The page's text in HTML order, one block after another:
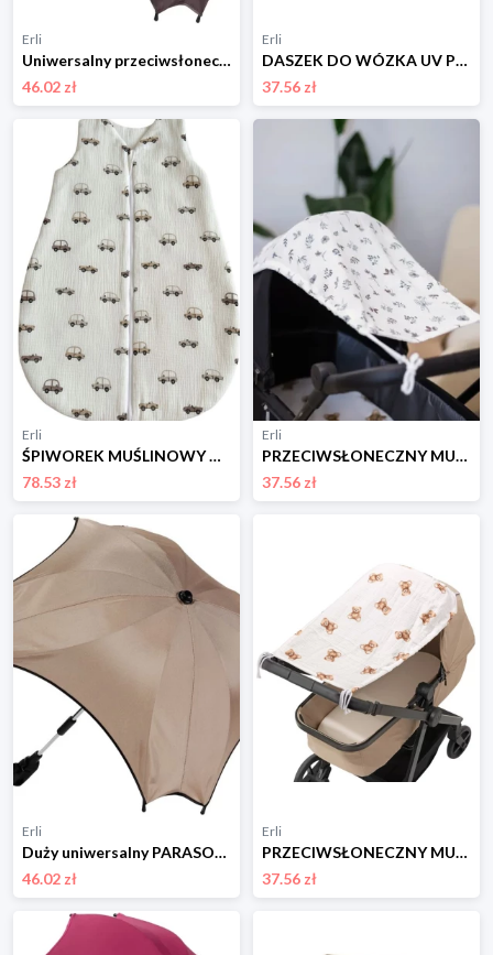
Erli
Uniwersalny przeciwsłoneczny PARASOL do wózka FILTR 50 produkt PL Oeko-Tex
46.02 zł
Erli
DASZEK DO WÓZKA UV PRZECIWSŁONECZNY OSŁONKA OCHRONA WODOODPORNY JUKKI
37.56 zł
Erli
ŚPIWOREK MUŚLINOWY NIEMOWLĘCY 80-86 DOUBLE LIGHT 0,5 TOG PODWÓJNY SUWAK
78.53 zł
Erli
PRZECIWSŁONECZNY MUŚLINOWY DASZEK DO WÓZKA OSŁONKA OCHRONA JUKKI
37.56 zł
Erli
Duży uniwersalny PARASOL do wózka filtr UV produkt polski
46.02 zł
Erli
PRZECIWSŁONECZNY MUŚLINOWY DASZEK DO WÓZKA OSŁONKA OCHRONA JUKKI
37.56 zł